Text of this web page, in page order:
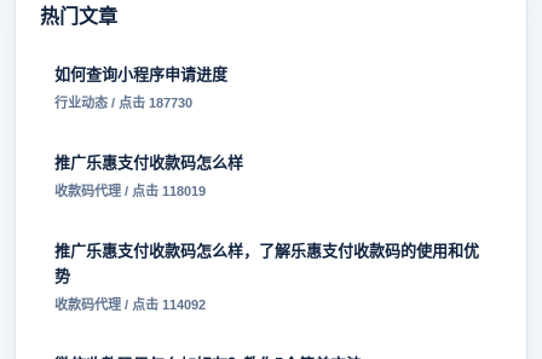
热门文章
如何查询小程序申请进度
行业动态 / 点击 187730
推广乐惠支付收款码怎么样
收款码代理 / 点击 118019
推广乐惠支付收款码怎么样，了解乐惠支付收款码的使用和优
势
收款码代理 / 点击 114092